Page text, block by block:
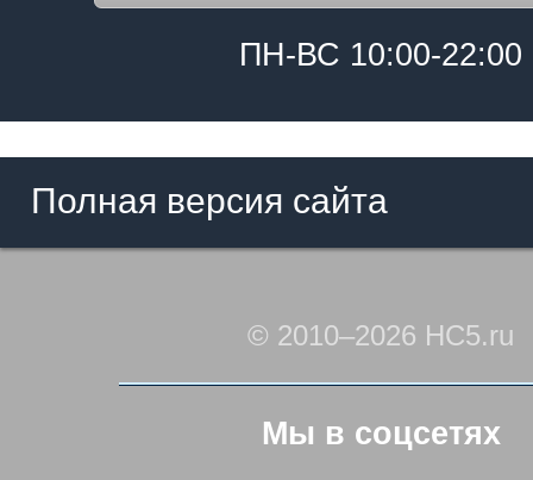
ПН-ВС 10:00-22:00
Полная версия сайта
© 2010–2026 HC5.ru
Мы в соцсетях